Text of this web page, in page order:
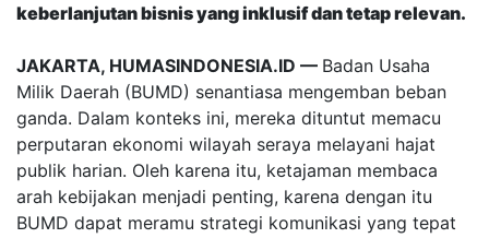
keberlanjutan bisnis yang inklusif dan tetap relevan.
JAKARTA, HUMASINDONESIA.ID — Badan Usaha
Milik Daerah (BUMD) senantiasa mengemban beban
ganda. Dalam konteks ini, mereka dituntut memacu
perputaran ekonomi wilayah seraya melayani hajat
publik harian. Oleh karena itu, ketajaman membaca
arah kebijakan menjadi penting, karena dengan itu
BUMD dapat meramu strategi komunikasi yang tepat